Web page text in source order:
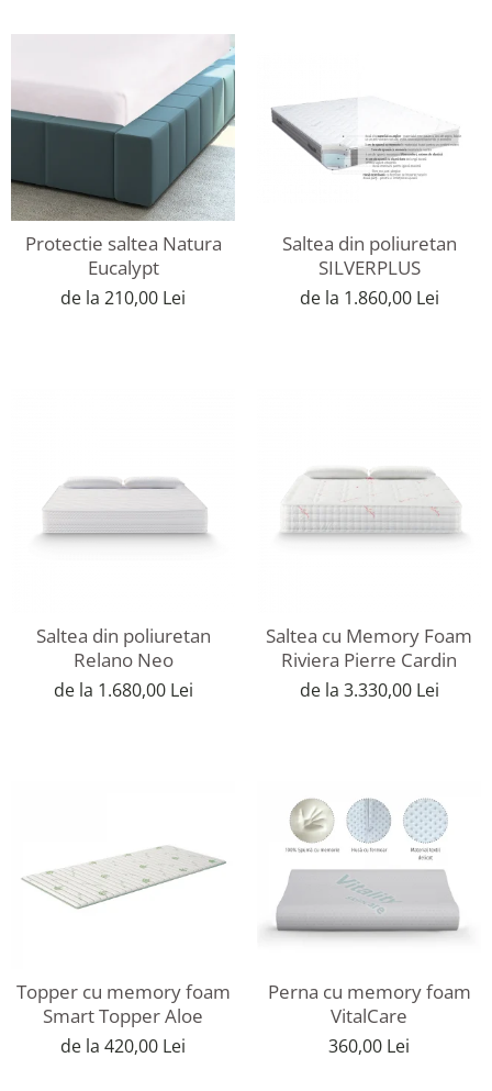
Protectie saltea Natura
Eucalypt
de la 210,00 Lei
Saltea din poliuretan
SILVERPLUS
de la 1.860,00 Lei
Saltea din poliuretan
Relano Neo
de la 1.680,00 Lei
Saltea cu Memory Foam
Riviera Pierre Cardin
de la 3.330,00 Lei
Topper cu memory foam
Smart Topper Aloe
de la 420,00 Lei
Perna cu memory foam
VitalCare
360,00 Lei